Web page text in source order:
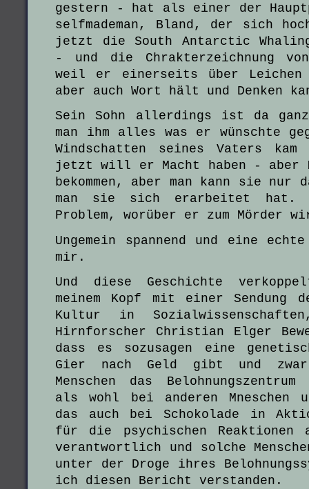
gestern - hat als einer der
selfmademan, Bland, der sich
jetzt die South Antarctic
- und die Chrakterzeichnung
weil er einerseits über Leichen
aber auch Wort hält und Denken
Sein Sohn allerdings ist da
man ihm alles was er wünschte
Windschatten seines Vaters
jetzt will er Macht haben - aber
bekommen, aber man kann sie nur
man sie sich erarbeitet hat.
Problem, worüber er zum Mörder
Ungemein spannend und eine
mir.
Und diese Geschichte
meinem Kopf mit einer Sendung
Kultur in
Hirnforscher Christian Elger
dass es sozusagen eine
Gier nach Geld gibt und
Menschen das
als wohl bei anderen Mneschen
das auch bei Schokolade in
für die psychischen Reaktionen
verantwortlich und solche
unter der Droge ihres
ich diesen Bericht verstanden.